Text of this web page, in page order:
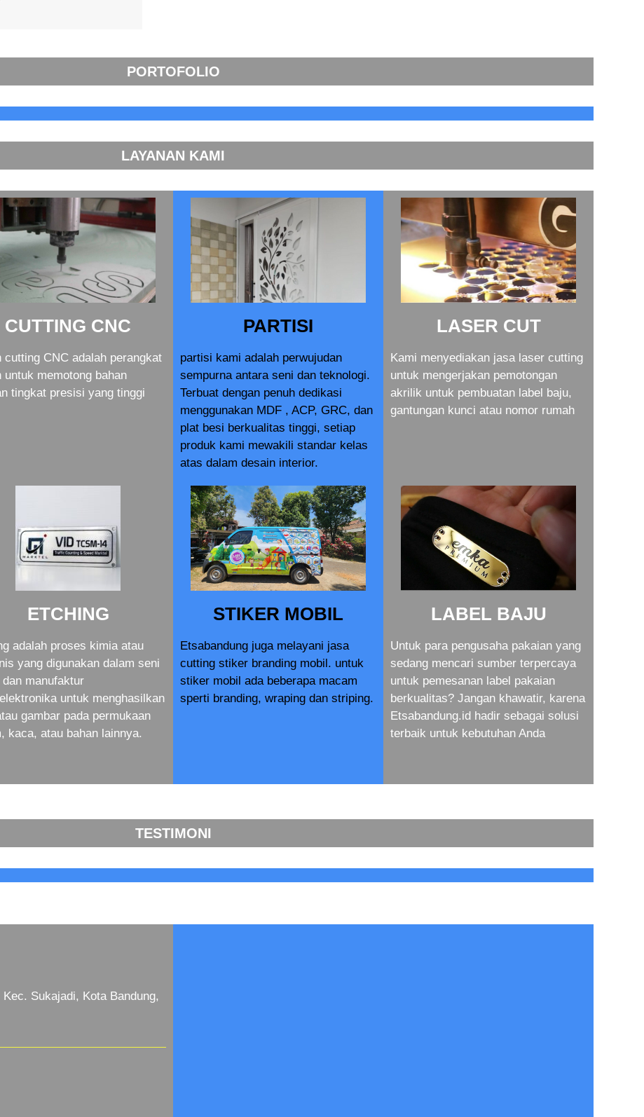
PORTOFOLIO
LAYANAN KAMI
CUTTING CNC
cutting CNC adalah perangkat
untuk memotong bahan
tingkat presisi yang tinggi
PARTISI
partisi kami adalah perwujudan
sempurna antara seni dan teknologi.
Terbuat dengan penuh dedikasi
menggunakan MDF , ACP, GRC, dan
plat besi berkualitas tinggi, setiap
produk kami mewakili standar kelas
atas dalam desain interior.
LASER CUT
Kami menyediakan jasa laser cutting
untuk mengerjakan pemotongan
akrilik untuk pembuatan label baju,
gantungan kunci atau nomor rumah
ETCHING
adalah proses kimia atau
yang digunakan dalam seni
manufaktur
untuk menghasilkan
gambar pada permukaan
kaca, atau bahan lainnya.
STIKER MOBIL
Etsabandung juga melayani jasa
cutting stiker branding mobil. untuk
stiker mobil ada beberapa macam
sperti branding, wraping dan striping.
LABEL BAJU
Untuk para pengusaha pakaian yang
sedang mencari sumber terpercaya
untuk pemesanan label pakaian
berkualitas? Jangan khawatir, karena
Etsabandung.id hadir sebagai solusi
terbaik untuk kebutuhan Anda
TESTIMONI
Sukajadi, Kota Bandung,